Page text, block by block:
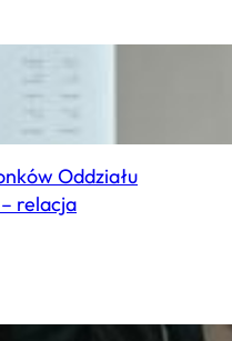
Oddziału
relacja